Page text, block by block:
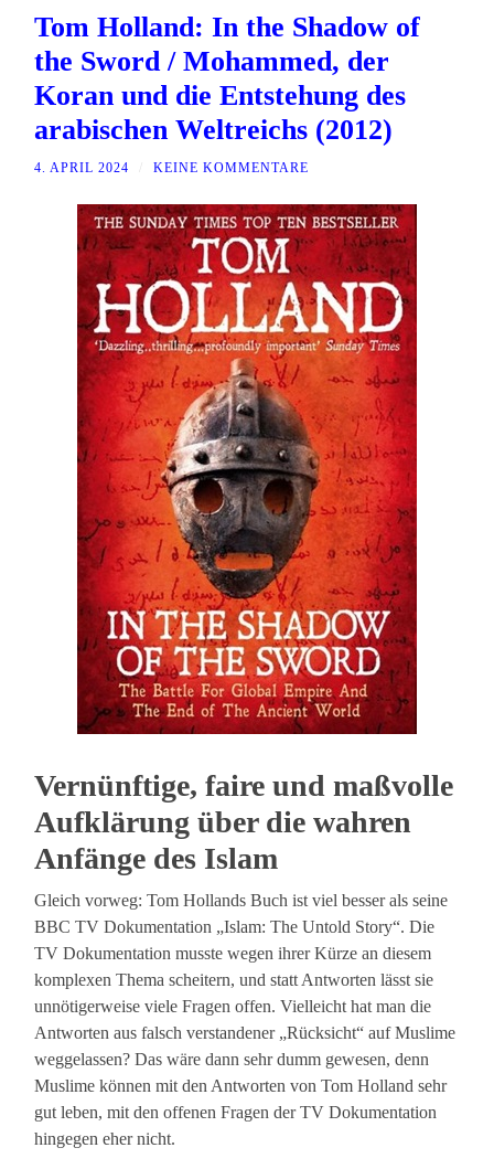
Tom Holland: In the Shadow of
the Sword / Mohammed, der
Koran und die Entstehung des
arabischen Weltreichs (2012)
4. APRIL 2024 KEINE KOMMENTARE
Vernünftige, faire und maßvolle
Aufklärung über die wahren
Anfänge des Islam
Gleich vorweg: Tom Hollands Buch ist viel besser als seine
BBC TV Dokumentation „Islam: The Untold Story“. Die
TV Dokumentation musste wegen ihrer Kürze an diesem
komplexen Thema scheitern, und statt Antworten lässt sie
unnötigerweise viele Fragen offen. Vielleicht hat man die
Antworten aus falsch verstandener „Rücksicht“ auf Muslime
weggelassen? Das wäre dann sehr dumm gewesen, denn
Muslime können mit den Antworten von Tom Holland sehr
gut leben, mit den offenen Fragen der TV Dokumentation
hingegen eher nicht.